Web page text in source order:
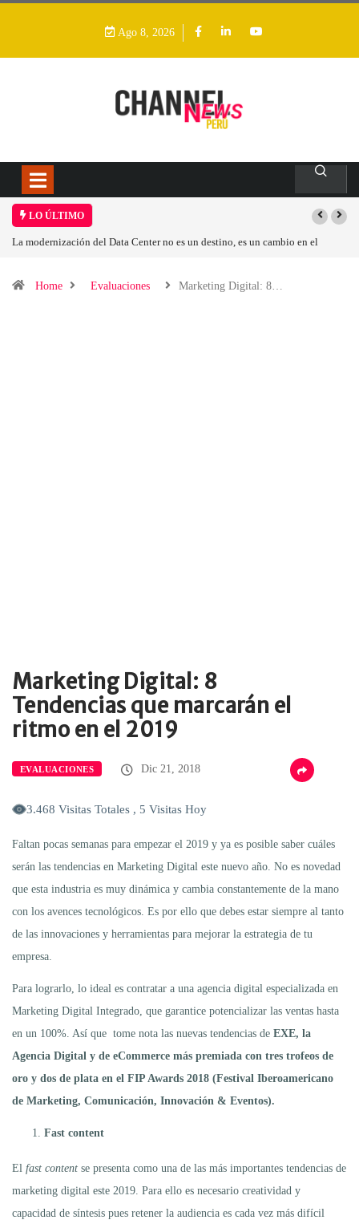
Ago 8, 2026
LO ÚLTIMO
es un cambio en el Los ingresos por semiconductores aumentarán
Home Evaluaciones Marketing Digital: 8…
Marketing Digital: 8
Tendencias que marcarán el
ritmo en el 2019
EVALUACIONES Dic 21, 2018
3.468 Visitas Totales , 5 Visitas Hoy
Faltan pocas semanas para empezar el 2019 y ya es posible saber cuáles
serán las tendencias en Marketing Digital este nuevo año. No es novedad
que esta industria es muy dinámica y cambia constantemente de la mano
con los avences tecnológicos. Es por ello que debes estar siempre al tanto
de las innovaciones y herramientas para mejorar la estrategia de tu
empresa.
Para lograrlo, lo ideal es contratar a una agencia digital especializada en
Marketing Digital Integrado, que garantice potencializar las ventas hasta
en un 100%. Así que tome nota las nuevas tendencias de EXE, la
Agencia Digital y de eCommerce más premiada con tres trofeos de
oro y dos de plata en el FIP Awards 2018 (Festival Iberoamericano
de Marketing, Comunicación, Innovación & Eventos).
Fast content
El fast content se presenta como una de las más importantes tendencias de
marketing digital este 2019. Para ello es necesario creatividad y
capacidad de síntesis pues retener la audiencia es cada vez más difícil